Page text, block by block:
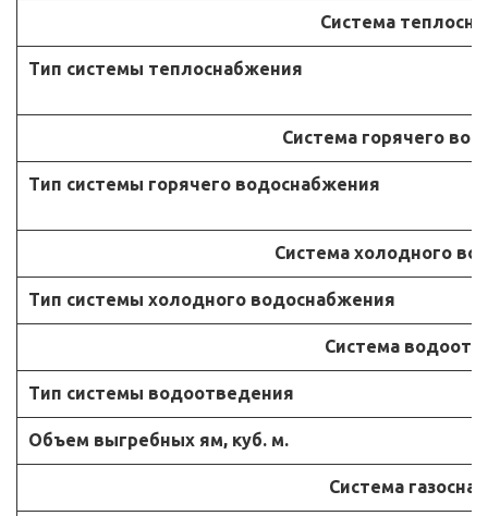
Система
Тип системы теплоснабжения
Система горячего
Тип системы горячего водоснабжения
Система холодного
Тип системы холодного водоснабжения
Система
Тип системы водоотведения
Объем выгребных ям, куб. м.
Система